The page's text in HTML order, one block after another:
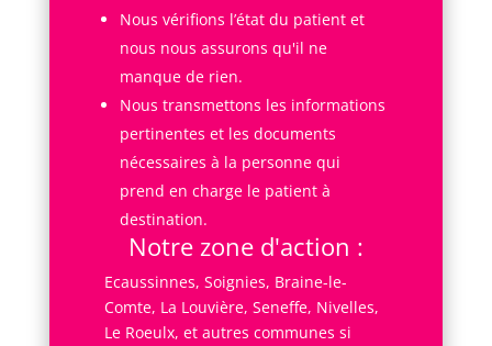
Nous vérifions l’état du patient et
nous nous assurons qu'il ne
manque de rien.
Nous transmettons les informations
pertinentes et les documents
nécessaires à la personne qui
prend en charge le patient à
destination.
Notre zone d'action :
Ecaussinnes, Soignies, Braine-le-
Comte, La Louvière, Seneffe, Nivelles,
Le Roeulx, et autres communes si